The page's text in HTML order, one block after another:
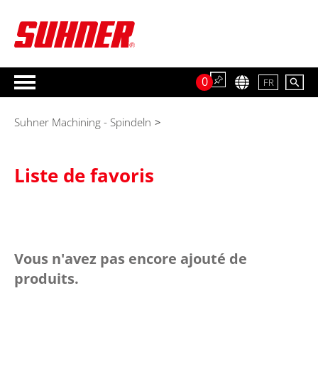
FR
0
Suhner Machining - Spindeln >
Liste de favoris
Vous n'avez pas encore ajouté de
produits.